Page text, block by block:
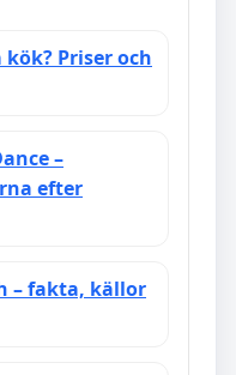
Priser och
–
efter
– fakta, källor